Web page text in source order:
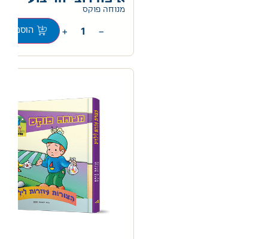
מנוחה פוקס
−
+ הוספה